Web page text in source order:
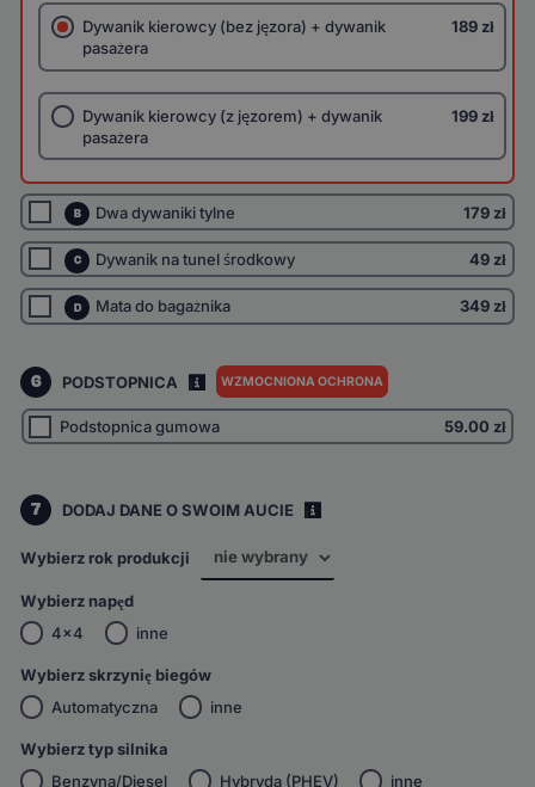
Dywanik kierowcy (bez jęzora) + dywanik
pasażera
189 zł
Dywanik kierowcy (z jęzorem) + dywanik
pasażera
199 zł
B Dwa dywaniki tylne 179 zł
C Dywanik na tunel środkowy 49 zł
D Mata do bagażnika 349 zł
6 PODSTOPNICA WZMOCNIONA OCHRONA
Podstopnica gumowa 59.00 zł
7 DODAJ DANE O SWOIM AUCIE
Wybierz rok produkcji
Wybierz napęd
4x4
inne
Wybierz skrzynię biegów
Automatyczna
inne
Wybierz typ silnika
Benzyna/Diesel
Hybryda (PHEV) inne